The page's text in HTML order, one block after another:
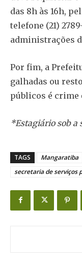
das 8h às 16h,
telefone (21)
administrações
Por fim, a
galhadas ou
públicos é crime
*Estagiário sob a
TAGS Mangaratiba
secretaria de serviços